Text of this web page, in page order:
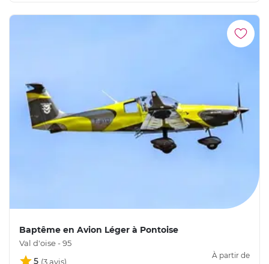
Baptême en Avion Léger à Pontoise
Val d'oise - 95
5
À partir de